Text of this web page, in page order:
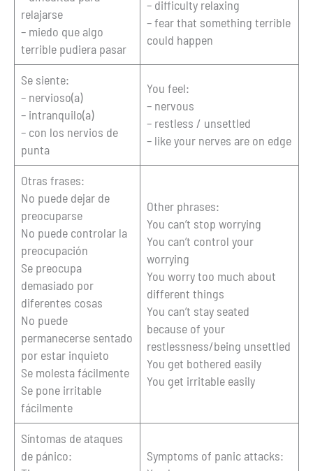
relajarse
– miedo que algo
terrible pudiera pasar
– difficulty relaxing
– fear that something terrible
could happen
Se siente:
– nervioso(a)
– intranquilo(a)
– con los nervios de
punta
You feel:
– nervous
– restless / unsettled
– like your nerves are on edge
Otras frases:
No puede dejar de
preocuparse
No puede controlar la
preocupación
Se preocupa
demasiado por
diferentes cosas
No puede
permanecerse sentado
por estar inquieto
Se molesta fácilmente
Se pone irritable
fácilmente
Other phrases:
You can’t stop worrying
You can’t control your
worrying
You worry too much about
different things
You can’t stay seated
because of your
restlessness/being unsettled
You get bothered easily
You get irritable easily
Síntomas de ataques
de pánico:
Symptoms of panic attacks: